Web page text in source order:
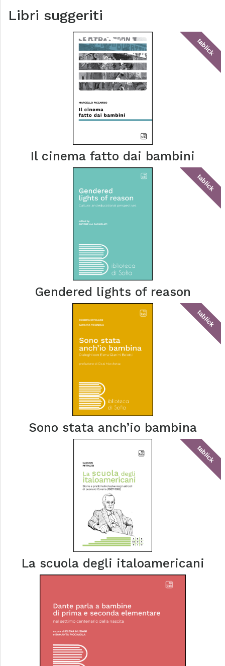
Libri suggeriti
tablick
Il cinema fatto dai bambini
tablick
Gendered lights of reason
tablick
Sono stata anch’io bambina
tablick
La scuola degli italoamericani